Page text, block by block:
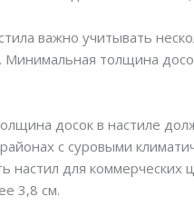
важно учитывать
толщина
досок в настиле
с суровыми
настил для
3,8 см.